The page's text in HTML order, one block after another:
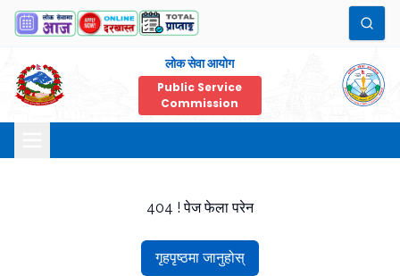
लोक सेवा आयोग
Public Service
Commission
404 ! पेज फेला परेन
गृहपृष्ठमा जानुहोस्